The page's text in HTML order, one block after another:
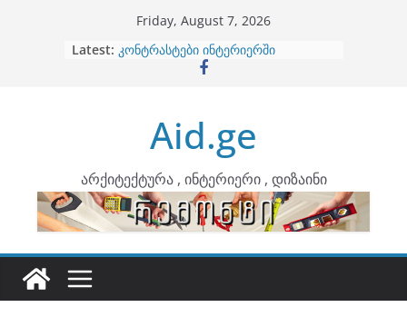
Friday, August 7, 2026
Latest: ბინების გაერთიანება
კონტრასტები ინტერიერში
ინტერიერის დიზიანი
არტემიდი წარმოგიდგენთ
Aid.ge
არქიტექტურა , ინტერიერი , დიზაინი